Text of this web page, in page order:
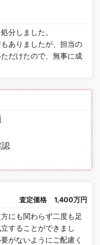
分しました。
ありましたが、担当の
だけたので、無事に成
査定価格 1,400万円
にも関わらず二度も足
することができまし
がないようにご配慮く